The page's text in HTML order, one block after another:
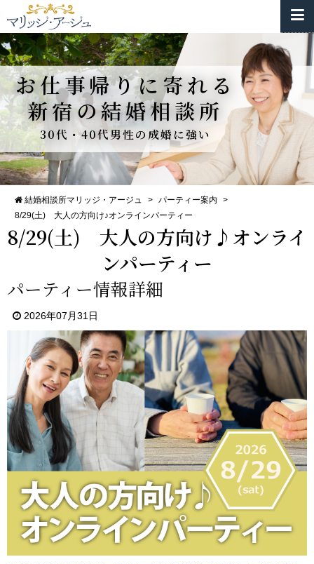
お仕事帰りに寄れる
新宿の結婚相談所
30代・40代男性の成婚に強い
結婚相談所マリッジ・アージュ > パーティー案内
>
8/29(土) 大人の方向け♪オンラインパーティー
8/29(土) 大人の方向け♪オンライ
ンパーティー
パーティー情報詳細
2026年07月31日